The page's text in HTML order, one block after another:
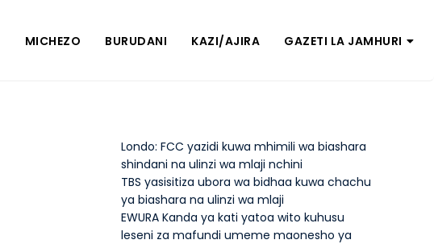
MICHEZO BURUDANI KAZI/AJIRA GAZETI LA JAMHURI
Londo: FCC yazidi kuwa mhimili wa biashara
shindani na ulinzi wa mlaji nchini
TBS yasisitiza ubora wa bidhaa kuwa chachu
ya biashara na ulinzi wa mlaji
EWURA Kanda ya kati yatoa wito kuhusu
leseni za mafundi umeme maonesho ya